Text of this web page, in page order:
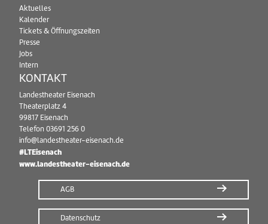
Aktuelles
Kalender
Tickets & Öffnungszeiten
Presse
Jobs
Intern
KONTAKT
Landestheater Eisenach
Theaterplatz 4
99817 Eisenach
Telefon 03691 256 0
info@landestheater-eisenach.de
#LTEisenach
www.landestheater-eisenach.de
AGB
Datenschutz